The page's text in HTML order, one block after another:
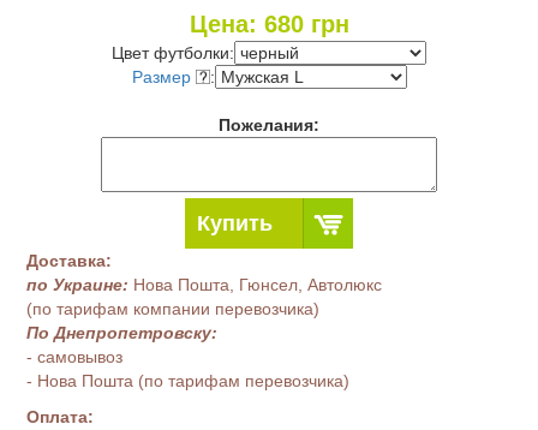
Цена: 680грн
Цвет футболки:
Размер
:
Пожелания:
Купить
Доставка:
по Украине: Нова Пошта, Гюнсел, Автолюкс
(по тарифам компании перевозчика)
По Днепропетровску:
- самовывоз
- Нова Пошта (по тарифам перевозчика)
Оплата: